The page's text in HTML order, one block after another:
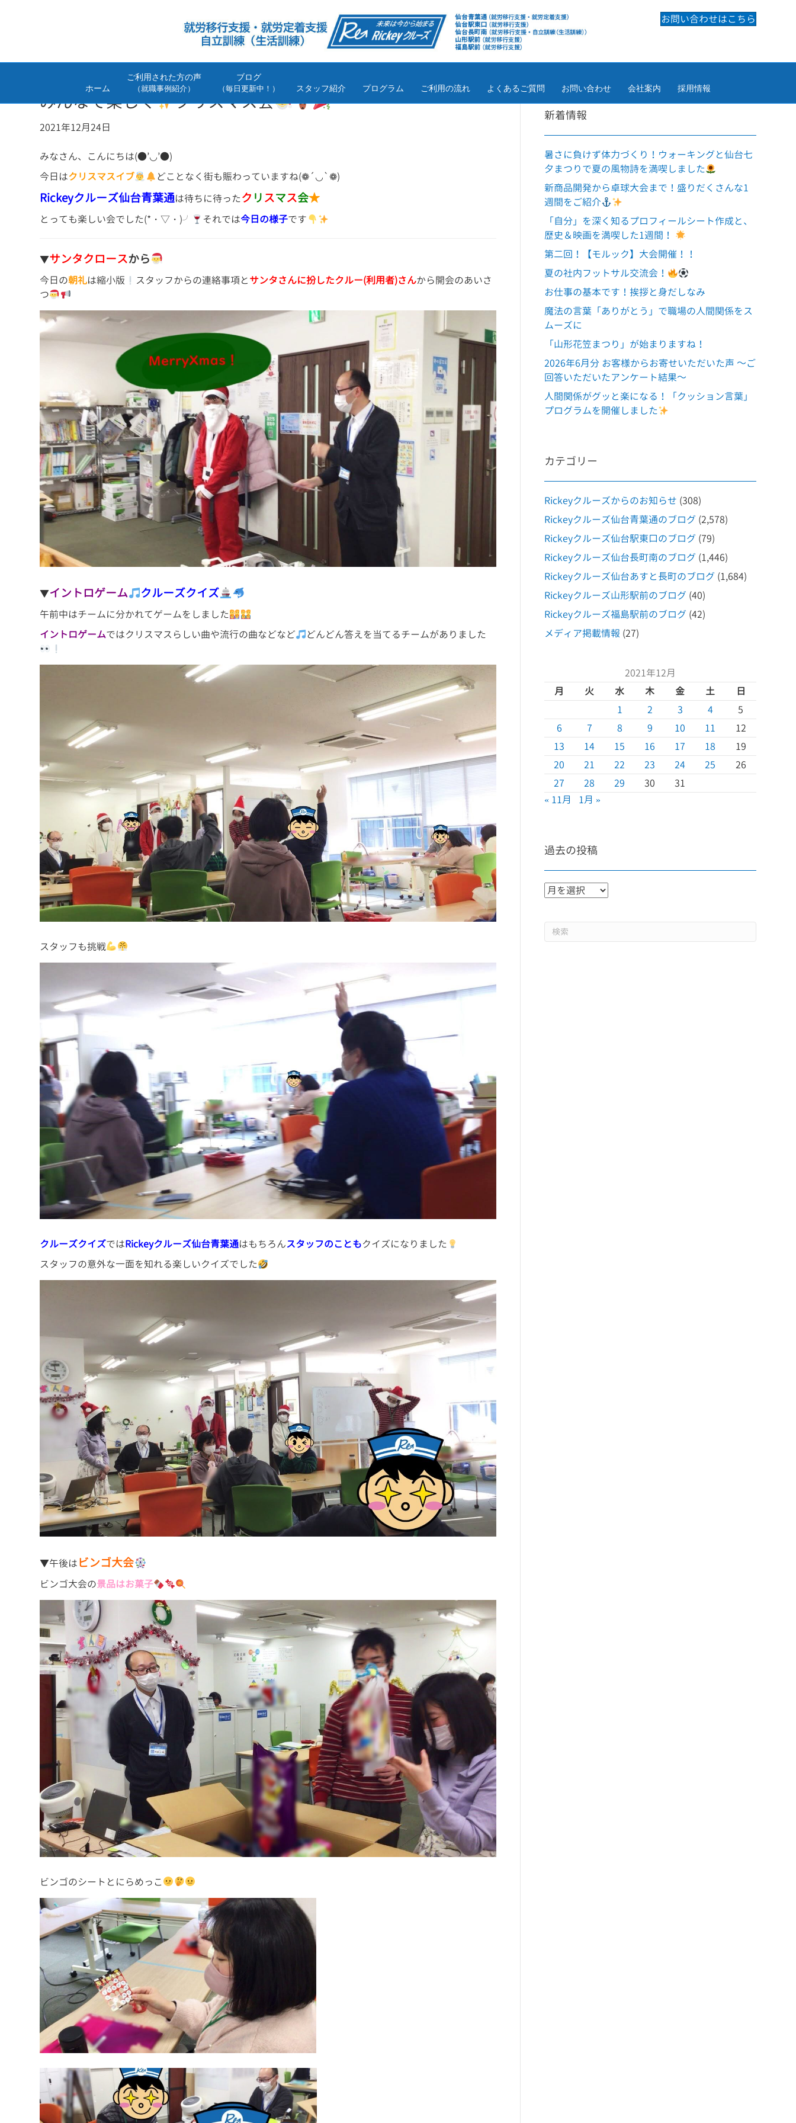
ホーム
ご利用された方の声
（就職事例紹介）
ブログ
（毎日更新中！） スタッフ紹介 プログラム ご利用の流れ よくあるご質問 お問い合わせ 会社案内 採用情報
お問い合わせはこちら
みんなで楽しく クリスマス会
2021年12月24日
みなさん、こんにちは(●’◡’●)
今日はクリスマスイブ どことなく街も賑わっていますね(❁´◡`❁)
Rickeyクルーズ仙台青葉通は待ちに待ったク リスマス会★
とっても楽しい会でした(*・▽・)╯ それでは今日の様子です
▼サンタクロースから
今日の朝礼は縮小版 スタッフからの連絡事項とサンタさんに扮したクルー(利用者)さんから開会のあいさ
つ
▼イントロゲーム クルーズクイズ
午前中はチームに分かれてゲームをしました
イントロゲームではクリスマスらしい曲や流行の曲などなど どんどん答えを当てるチームがありました
スタッフも挑戦
クルーズクイズではRickeyクルーズ仙台青葉通はもちろんスタッフのこともクイズになりました
スタッフの意外な一面を知れる楽しいクイズでした
▼午後はビンゴ大会
ビンゴ大会の景品はお菓子
ビンゴのシートとにらめっこ
新着情報
暑さに負けず体力づくり！ウォーキングと仙台七
夕まつりで夏の風物詩を満喫しました
新商品開発から卓球大会まで！盛りだくさんな1
週間をご紹介
「自分」を深く知るプロフィールシート作成と、
歴史＆映画を満喫した1週間！
第二回！【モルック】大会開催！！
夏の社内フットサル交流会！
お仕事の基本です！挨拶と身だしなみ
魔法の言葉「ありがとう」で職場の人間関係をス
ムーズに
「山形花笠まつり」が始まりますね！
2026年6月分 お客様からお寄せいただいた声 ～ご
回答いただいたアンケート結果～
人間関係がグッと楽になる！「クッション言葉」
プログラムを開催しました
カテゴリー
Rickeyクルーズからのお知らせ (308)
Rickeyクルーズ仙台青葉通のブログ (2,578)
Rickeyクルーズ仙台駅東口のブログ (79)
Rickeyクルーズ仙台長町南のブログ (1,446)
Rickeyクルーズ仙台あすと長町のブログ (1,684)
Rickeyクルーズ山形駅前のブログ (40)
Rickeyクルーズ福島駅前のブログ (42)
メディア掲載情報 (27)
2021年12月
月
火 水 木 金 土
日
1
2 3 4
5
6
7 8 9 10 11
12
13
14 15 16 17 18
19
20
21 22 23 24 25
26
27
28 29 30
31
« 11月
1月 »
過去の投稿
過
投